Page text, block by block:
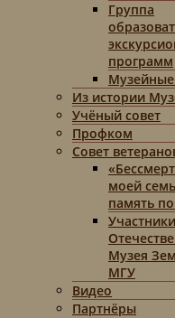
Группа
программ
Из истории
Учёный совет
Профком
Совет
моей
память
Музея
МГУ
Видео
Партнёры